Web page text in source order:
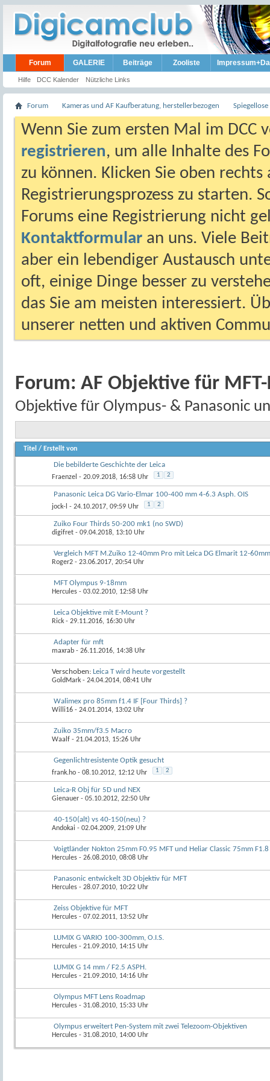
Forum
Hilfe DCC Kalender Nützliche Links
GALERIE Beiträge Zooliste
Forum Kameras und AF Kaufberatung, herstellerbezogen
Wenn Sie zum ersten Mal im DCC
registrieren, um alle Inhalte des
zu können. Klicken Sie oben
Registrierungsprozess zu starten.
Forums eine Registrierung nicht
Kontaktformular an uns. Viele
aber ein lebendiger Austausch
oft, einige Dinge besser zu
das Sie am meisten interessiert.
unserer netten und aktiven
Forum: AF Objektive für
Objektive für Olympus- & Panasonic
Titel / Erstellt von
Die bebilderte Geschichte der Leica
Fraenzel - 20.09.2018, 16:58 Uhr 1 2
Panasonic Leica DG Vario-Elmar 100-400 mm 4-6.3 Asph. OIS
jock-l - 24.10.2017, 09:59 Uhr 1 2
Zuiko Four Thirds 50-200 mk1 (no SWD)
digifret - 09.04.2018, 13:10 Uhr
Vergleich MFT M.Zuiko 12-40mm Pro mit Leica DG Elmarit 12-60mm
Roger2 - 23.06.2017, 20:54 Uhr
MFT Olympus 9-18mm
Hercules - 03.02.2010, 12:58 Uhr
Leica Objektive mit E-Mount ?
Rick - 29.11.2016, 16:30 Uhr
Adapter für mft
maxrab - 26.11.2016, 14:38 Uhr
Verschoben: Leica T wird heute vorgestellt
GoldMark - 24.04.2014, 08:41 Uhr
Walimex pro 85mm f1.4 IF [Four Thirds] ?
Willi16 - 24.01.2014, 13:02 Uhr
Zuiko 35mm/f3.5 Macro
Waalf - 21.04.2013, 15:26 Uhr
Gegenlichtresistente Optik gesucht
frank.ho - 08.10.2012, 12:12 Uhr 1 2
Leica-R Obj für 5D und NEX
Gienauer - 05.10.2012, 22:50 Uhr
40-150(alt) vs 40-150(neu) ?
Andokai - 02.04.2009, 21:09 Uhr
Voigtländer Nokton 25mm F0.95 MFT und Heliar Classic 75mm
Hercules - 26.08.2010, 08:08 Uhr
Panasonic entwickelt 3D Objektiv für MFT
Hercules - 28.07.2010, 10:22 Uhr
Zeiss Objektive für MFT
Hercules - 07.02.2011, 13:52 Uhr
LUMIX G VARIO 100-300mm, O.I.S.
Hercules - 21.09.2010, 14:15 Uhr
LUMIX G 14 mm / F2.5 ASPH.
Hercules - 21.09.2010, 14:16 Uhr
Olympus MFT Lens Roadmap
Hercules - 31.08.2010, 15:33 Uhr
Olympus erweitert Pen-System mit zwei Telezoom-Objektiven
Hercules - 31.08.2010, 14:00 Uhr